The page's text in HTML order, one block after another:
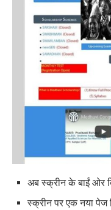
अब स्क्रीन के बाईं ओर
स्क्रीन पर एक नया पेज